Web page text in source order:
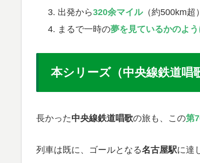
​出発から320余マイル（約500km超
​まるで一時の夢を見ているかのよう
本シリーズ（中央線鉄道唱
長かった中央線鉄道唱歌の旅も、この第
列車は既に、ゴールとなる名古屋駅に達